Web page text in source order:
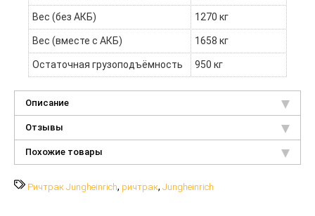
Вес (без АКБ) 1270 кг
Вес (вместе с АКБ) 1658 кг
Остаточная грузоподъёмность 950 кг
Описание
Отзывы
Похожие товары
Ричтрак Jungheinrich, ричтрак, Jungheinrich